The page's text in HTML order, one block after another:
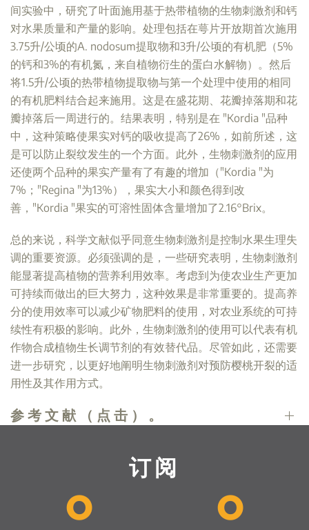
间实验中，研究了叶面施用基于热带植物的生物刺激剂和钙
对水果质量和产量的影响。处理包括在萼片开放期首次施用
3.75升/公顷的A. nodosum提取物和3升/公顷的有机肥（5%
的钙和3%的有机氮，来自植物衍生的蛋白水解物）。然后
将1.5升/公顷的热带植物提取物与第一个处理中使用的相同
的有机肥料结合起来施用。这是在盛花期、花瓣掉落期和花
瓣掉落后一周进行的。结果表明，特别是在 "Kordia "品种
中，这种策略使果实对钙的吸收提高了26%，如前所述，这
是可以防止裂纹发生的一个方面。此外，生物刺激剂的应用
还使两个品种的果实产量有了有趣的增加（"Kordia "为
7%；"Regina "为13%），果实大小和颜色得到改
善，"Kordia "果实的可溶性固体含量增加了2.16°Brix。
总的来说，科学文献似乎同意生物刺激剂是控制水果生理失
调的重要资源。必须强调的是，一些研究表明，生物刺激剂
能显著提高植物的营养利用效率。考虑到为使农业生产更加
可持续而做出的巨大努力，这种效果是非常重要的。提高养
分的使用效率可以减少矿物肥料的使用，对农业系统的可持
续性有积极的影响。此外，生物刺激剂的使用可以代表有机
作物合成植物生长调节剂的有效替代品。尽管如此，还需要
进一步研究，以更好地阐明生物刺激剂对预防樱桃开裂的适
用性及其作用方式。
参考文献（点击）。
订阅